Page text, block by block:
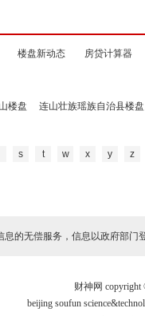
楼盘新动态 房贷计算器
楼盘 连山壮族瑶族自治县楼盘
s t w x y z
息的无偿服务，信息以政府部门
财神网
beijing soufun